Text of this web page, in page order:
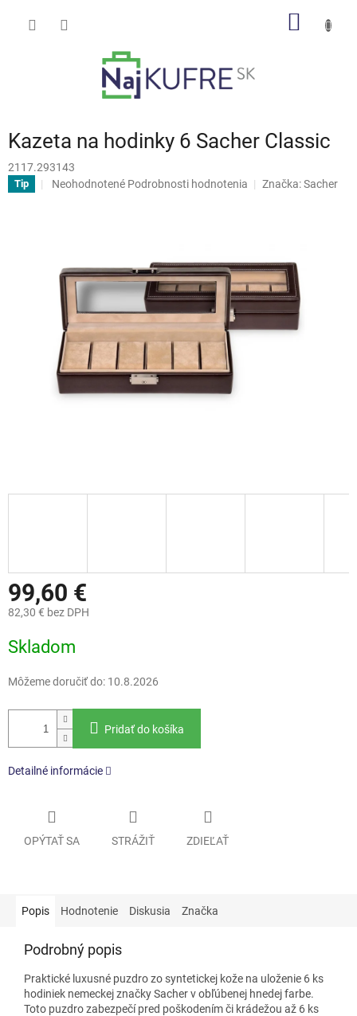
Kazeta na hodinky 6 Sacher Classic
2117.293143
Tip
Priemerné
hviezdičiek.
Neohodnotené Podrobnosti hodnotenia Značka:Sacher
99,60 €
82,30 € bez DPH
cena:
Skladom
Môžeme doručiť do: 10.8.2026
Pridať do košíka
Detailné informácie
OPÝTAŤ SA STRÁŽIŤ ZDIEĽAŤ
Popis Hodnotenie Diskusia Značka
Podrobný popis
Praktické luxusné puzdro zo syntetickej kože na uloženie 6 ks
hodiniek nemeckej značky Sacher v obľúbenej hnedej farbe.
Toto puzdro zabezpečí pred poškodením či krádežou až 6 ks